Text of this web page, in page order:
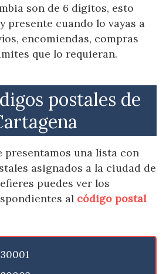
son de 6 dígitos, esto
presente cuando lo vayas a
encomiendas, compras
que lo requieran.
postales de
una lista con
asignados a la ciudad de
puedes ver los
al código postal